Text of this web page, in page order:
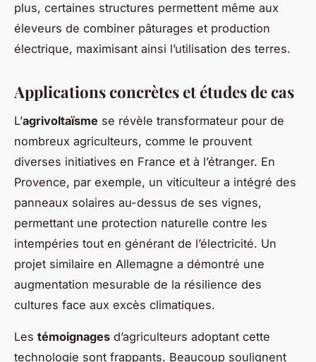
plus, certaines structures permettent même aux
éleveurs de combiner pâturages et production
électrique, maximisant ainsi l’utilisation des terres.
Applications concrètes et études de cas
L’agrivoltaïsme se révèle transformateur pour de
nombreux agriculteurs, comme le prouvent
diverses initiatives en France et à l’étranger. En
Provence, par exemple, un viticulteur a intégré des
panneaux solaires au-dessus de ses vignes,
permettant une protection naturelle contre les
intempéries tout en générant de l’électricité. Un
projet similaire en Allemagne a démontré une
augmentation mesurable de la résilience des
cultures face aux excès climatiques.
Les témoignages d’agriculteurs adoptant cette
technologie sont frappants. Beaucoup soulignent